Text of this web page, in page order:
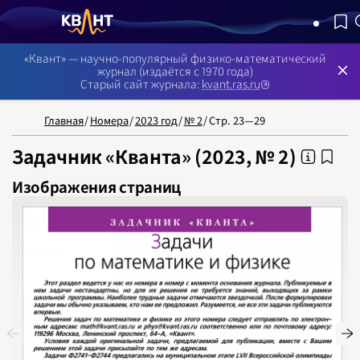
НОМЕРА СТАТЬИ ЗАДАЧИ УКАЗАТЕЛИ РУБРИКАТОРЫ
1970
1971
1972
1973
NB: Сортировка результатов — по релевантности, поиск в
«Квант» — научно-популярный физико-математический
журнал (издаётся с 1970 года)
Старый сайт журнала: kvant.ras.ru
Главная/Номера/2023 год/№ 2/Стр. 23—29
Задачник «Кванта» (2023, № 2)
Изображения страниц